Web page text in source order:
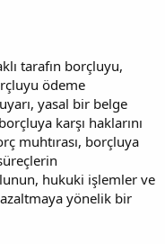
tarafın borçluyu,
ödeme
yasal bir belge
karşı haklarını
muhtırası, borçluya
hukuki işlemler ve
yönelik bir